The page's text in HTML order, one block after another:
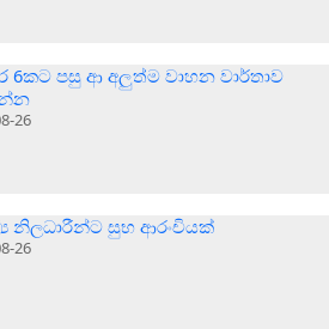
6කට පසු ආ අලුත්ම වාහන වාර්තාව
26
නිලධාරීන්ට සුභ ආරංචියක්
26